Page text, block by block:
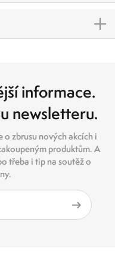
informace.
newsletteru.
o zbrusu nových akcích i
produktům. A
třeba i tip na soutěž o